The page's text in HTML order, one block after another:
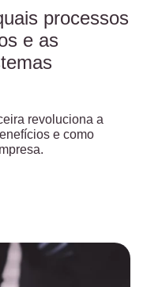
processos
e as
revoluciona a
e como